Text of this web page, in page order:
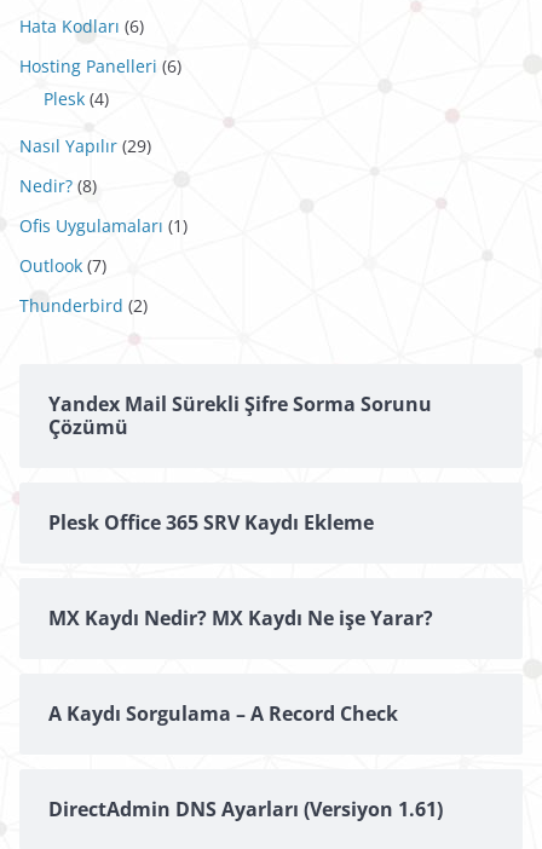
Hata Kodları (6)
Hosting Panelleri (6)
Plesk (4)
Nasıl Yapılır (29)
Nedir? (8)
Ofis Uygulamaları (1)
Outlook (7)
Thunderbird (2)
Yandex Mail Sürekli Şifre Sorma Sorunu
Çözümü
Plesk Office 365 SRV Kaydı Ekleme
MX Kaydı Nedir? MX Kaydı Ne işe Yarar?
A Kaydı Sorgulama – A Record Check
DirectAdmin DNS Ayarları (Versiyon 1.61)